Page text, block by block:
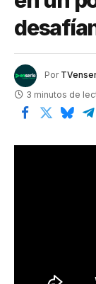
Por
3 minutos de